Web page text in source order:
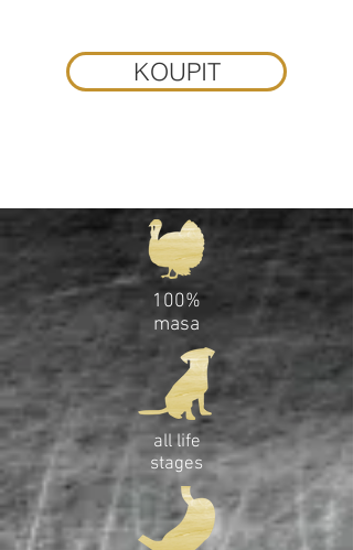
KOUPIT
100%
masa
all life
stages